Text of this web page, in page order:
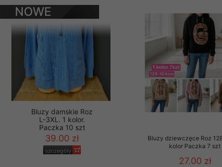
NOWE
PRODUKTY
Bluzy damskie Roz
L-3XL. 1 kolor.
Bluzy dziewczęce Roz
kolor Paczka 7 szt
27.00 zł
osobowych prosimy